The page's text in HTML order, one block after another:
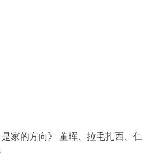
的方向》 董晖、拉毛扎西、仁